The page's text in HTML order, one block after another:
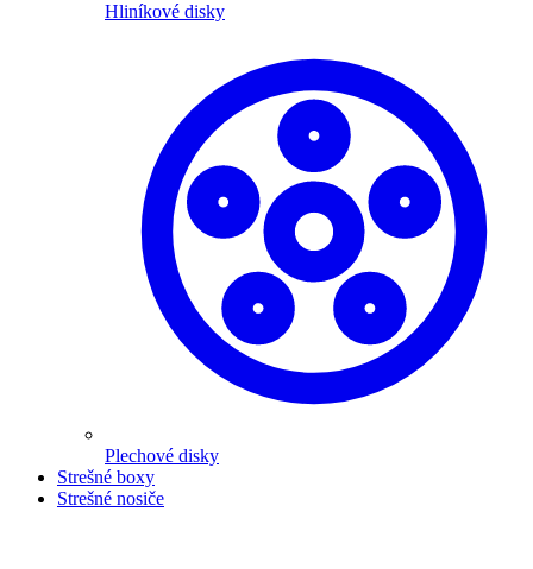
Hliníkové disky
Plechové disky
Strešné boxy
Strešné nosiče